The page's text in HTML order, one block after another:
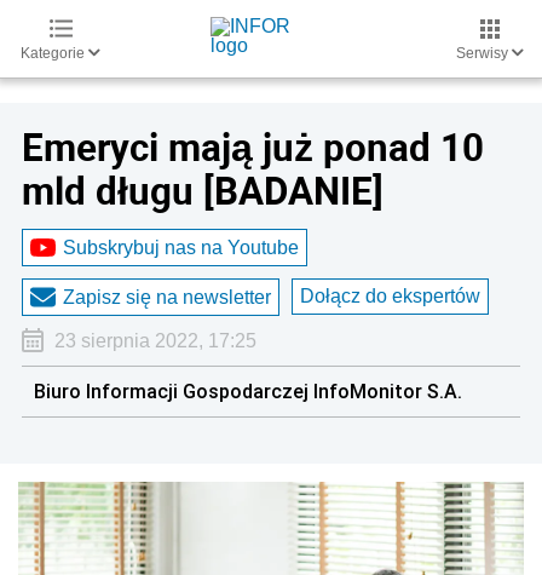
Kategorie Serwisy
Emeryci mają już ponad 10
mld długu [BADANIE]
Subskrybuj nas na Youtube
Zapisz się na newsletter Dołącz do ekspertów
23 sierpnia 2022, 17:25
Biuro Informacji Gospodarczej InfoMonitor S.A.